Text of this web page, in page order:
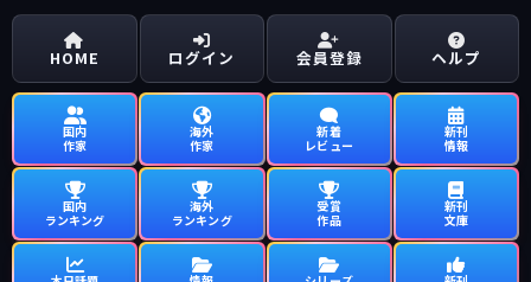
HOME ログイン 会員登録 ヘルプ
国内
作家
海外
作家
新着
レビュー
新刊
情報
国内
ランキング
海外
ランキング
受賞
作品
新刊
文庫